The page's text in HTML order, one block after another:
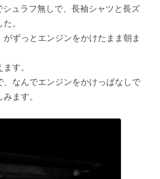
ュラフ無しで、長袖シャツと長ズ
。
ずっとエンジンをかけたまま朝ま
す。
なんでエンジンをかけっぱなしで
ます。